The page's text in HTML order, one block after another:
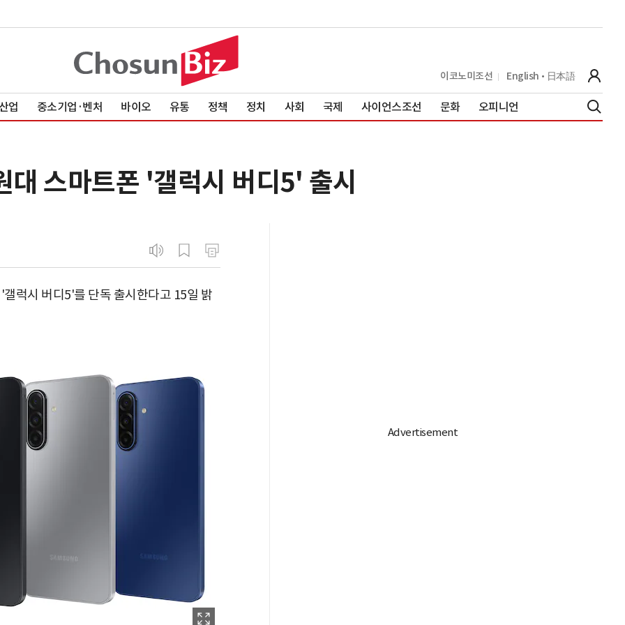
이코노미조선 English 日本語
업 중소기업·벤처 바이오 유통 정책 정치 사회 국제 사이언스조선 문화 오피니언
스마트폰 '갤럭시 버디5' 출시
럭시 버디5'를 단독 출시한다고 15일 밝